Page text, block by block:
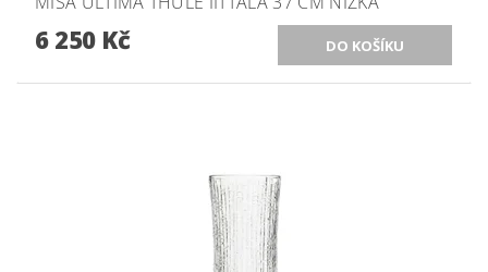
6 250 Kč